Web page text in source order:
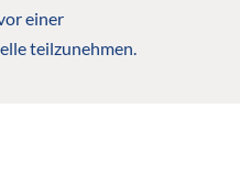
einer
teilzunehmen.